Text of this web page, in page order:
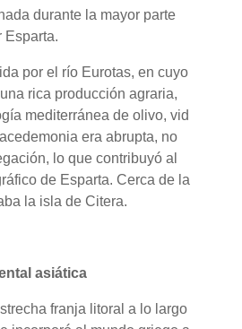
durante la mayor parte
Esparta.
por el río Eurotas, en cuyo
rica producción agraria,
mediterránea de olivo, vid
era abrupta, no
lo que contribuyó al
de Esparta. Cerca de la
la isla de Citera.
asiática
franja litoral a lo largo